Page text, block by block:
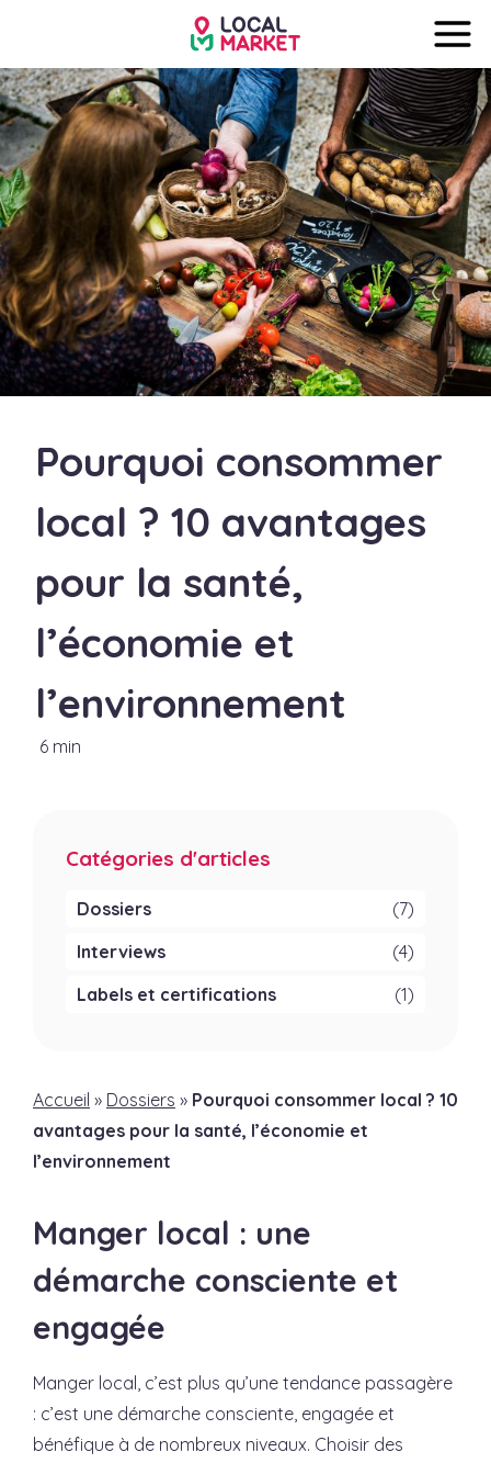
Pourquoi consommer
local ? 10 avantages
pour la santé,
l’économie et
l’environnement
6 min
Accueil » Dossiers » Pourquoi consommer local ? 10
avantages pour la santé, l’économie et
l’environnement
Manger local : une
démarche consciente et
engagée
Manger local, c’est plus qu’une tendance passagère
: c’est une démarche consciente, engagée et
bénéfique à de nombreux niveaux. Choisir des
Catégories d'articles
Dossiers
(7)
Interviews
(4)
Labels et certifications
(1)